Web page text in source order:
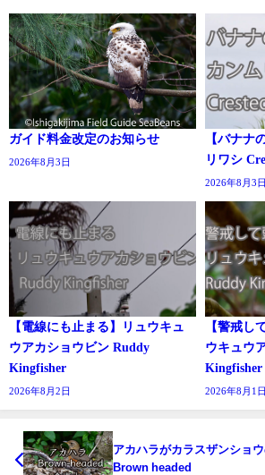
ガイド料金改定のお知らせ
2026年8月3日
【バナナ
リワシ
2026年8月3日
【電線にも止まる】リュウキュ
ウアカショウビン Ruddy
Kingfisher
2026年8月2日
【警戒し
ウキュウ
Kingfisher
2026年8月1日
アカハラがカラスザンショ
Brown headed